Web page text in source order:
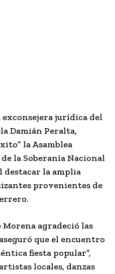
jurídica del
Damián Peralta,
la Asamblea
la Soberanía Nacional
destacar la amplia
provenientes de
agradeció las
que el encuentro
fiesta popular”,
locales, danzas